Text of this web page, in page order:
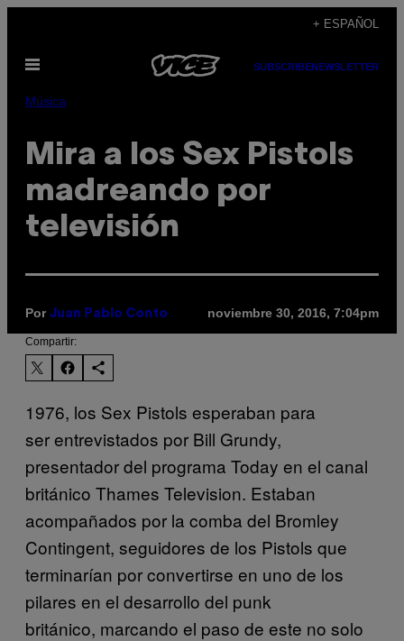
contenido
+ ESPAÑOL
Abrir
SUBSCRIBENEWSLETTER
Música
Mira a los Sex Pistols
madreando por
televisión
Por Juan Pablo Conto noviembre 30, 2016, 7:04pm
Compartir:
1976, los Sex Pistols esperaban para
ser entrevistados por Bill Grundy,
presentador del programa Today en el canal
británico Thames Television. Estaban
acompañados por la comba del Bromley
Contingent, seguidores de los Pistols que
terminarían por convertirse en uno de los
pilares en el desarrollo del punk
británico, marcando el paso de este no solo